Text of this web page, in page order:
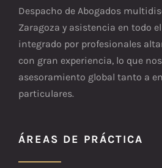
Despacho de Abogados
Zaragoza y asistencia en todo
integrado por profesionales
con gran experiencia, lo que
asesoramiento global tanto a
particulares.
ÁREAS DE PRÁCTICA